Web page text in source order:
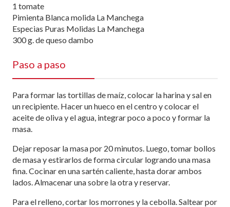
1 tomate
Pimienta Blanca molida La Manchega
Especias Puras Molidas La Manchega
300 g. de queso dambo
Paso a paso
Para formar las tortillas de maíz, colocar la harina y sal en
un recipiente. Hacer un hueco en el centro y colocar el
aceite de oliva y el agua, integrar poco a poco y formar la
masa.
Dejar reposar la masa por 20 minutos. Luego, tomar bollos
de masa y estirarlos de forma circular logrando una masa
fina. Cocinar en una sartén caliente, hasta dorar ambos
lados. Almacenar una sobre la otra y reservar.
Para el relleno, cortar los morrones y la cebolla. Saltear por